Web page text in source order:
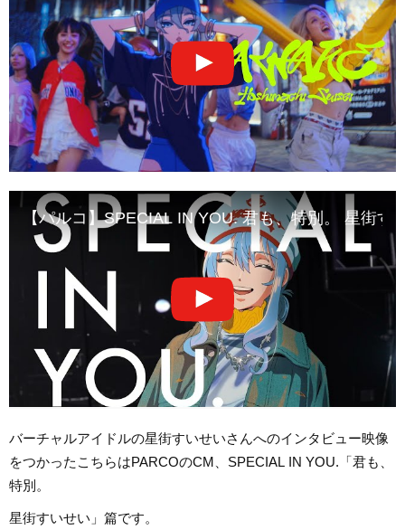
【パルコ】SPECIAL IN YOU. 君も、特別。 星街す
バーチャルアイドルの星街すいせいさんへのインタビュー映像
をつかったこちらはPARCOのCM、SPECIAL IN YOU.「君も、
特別。
星街すいせい」篇です。